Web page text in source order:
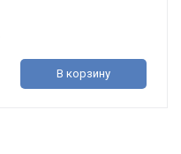
В корзину